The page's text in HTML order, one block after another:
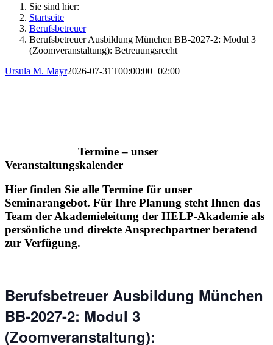
Sie sind hier:
Startseite
Berufsbetreuer
Berufsbetreuer Ausbildung München BB-2027-2: Modul 3
(Zoomveranstaltung): Betreuungsrecht
Ursula M. Mayr2026-07-31T00:00:00+02:00
Termine – unser
Veranstaltungskalender
Hier finden Sie alle Termine für unser
Seminarangebot. Für Ihre Planung steht Ihnen das
Team der Akademieleitung der HELP-Akademie als
persönliche und direkte Ansprechpartner beratend
zur Verfügung.
Berufsbetreuer Ausbildung München
BB-2027-2: Modul 3
(Zoomveranstaltung):